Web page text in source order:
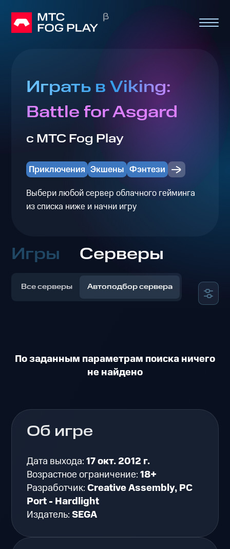
Играть в Viking:
Battle for Asgard
с МТС Fog Play
Приключения Экшены Фэнтези
Выбери любой сервер облачного гейминга
из списка ниже и начни игру
Игры Серверы
Все серверы Автоподбор сервера
По заданным параметрам поиска ничего
не найдено
Об игре
Дата выхода:17 окт. 2012 г.
Возрастное ограничение:18+
Разработчик:Creative Assembly, PC
Port - Hardlight
Издатель:SEGA